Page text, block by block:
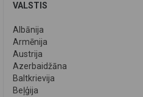
VALSTIS
Albānija
Armēnija
Austrija
Azerbaidžāna
Baltkrievija
Beļģija